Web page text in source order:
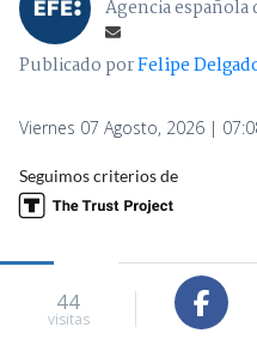
Agencia española
Publicado porFelipe
Viernes 07 Agosto, 2026 |
Seguimos criterios de
44
visitas